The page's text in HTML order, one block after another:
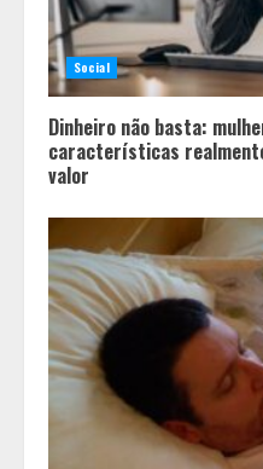
Social
Dinheiro não basta:
características
valor
2
Os 10